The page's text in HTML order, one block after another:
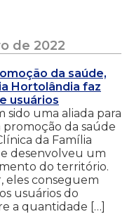
de 2022
da saúde,
Hortolândia faz
usuários
sido uma aliada para
promoção da saúde
da Família
desenvolveu um
do território.
eles conseguem
usuários do
a quantidade […]